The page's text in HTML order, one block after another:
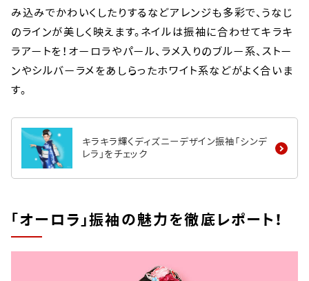
み込みでかわいくしたりするなどアレンジも多彩で、うなじ
のラインが美しく映えます。ネイルは振袖に合わせてキラキ
ラアートを！オーロラやパール、ラメ入りのブルー系、ストー
ンやシルバーラメをあしらったホワイト系などがよく合いま
す。
キラキラ輝くディズニーデザイン振袖「シンデ
レラ」をチェック
「オーロラ」振袖の魅力を徹底レポート！